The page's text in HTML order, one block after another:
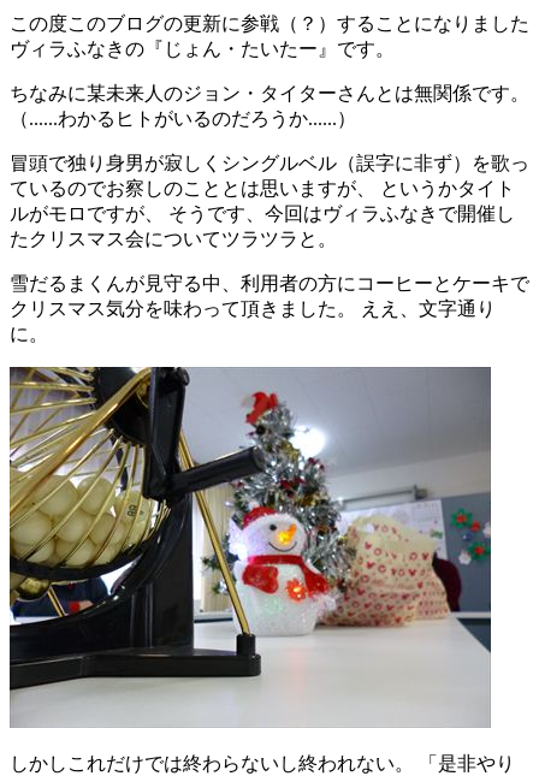
この度このブログの更新に参戦（？）することになりました
ヴィラふなきの『じょん・たいたー』です。
ちなみに某未来人のジョン・タイターさんとは無関係です。
（......わかるヒトがいるのだろうか......）
冒頭で独り身男が寂しくシングルベル（誤字に非ず）を歌っ
ているのでお察しのこととは思いますが、 というかタイト
ルがモロですが、 そうです、今回はヴィラふなきで開催し
たクリスマス会についてツラツラと。
雪だるまくんが見守る中、利用者の方にコーヒーとケーキで
クリスマス気分を味わって頂きました。 ええ、文字通り
に。
しかしこれだけでは終わらないし終われない。 「是非やり